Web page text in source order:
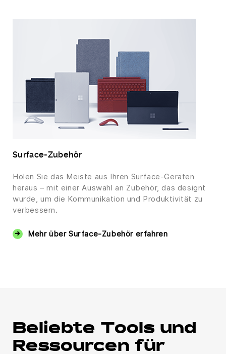
Surface-Zubehör
Holen Sie das Meiste aus Ihren Surface-Geräten
heraus – mit einer Auswahl an Zubehör, das designt
wurde, um die Kommunikation und Produktivität zu
verbessern.
Mehr über Surface-Zubehör erfahren
Beliebte Tools und
Ressourcen für